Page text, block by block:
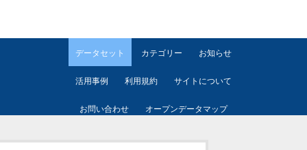
データセット カテゴリー お知らせ
活用事例 利用規約 サイトについて
お問い合わせ オープンデータマップ